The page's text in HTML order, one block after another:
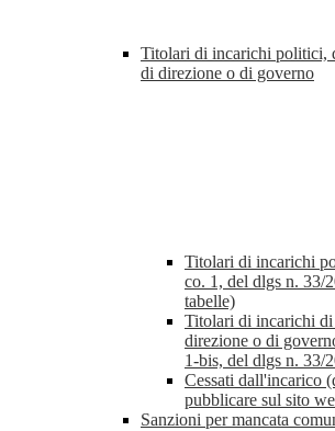
Titolari di incarichi politici,
di direzione o di governo
Titolari di incarichi
co. 1, del dlgs n. 33/
tabelle)
Titolari di incarichi
direzione o di
1-bis, del dlgs n. 33/
Cessati dall'incarico
pubblicare sul sito
Sanzioni per mancata